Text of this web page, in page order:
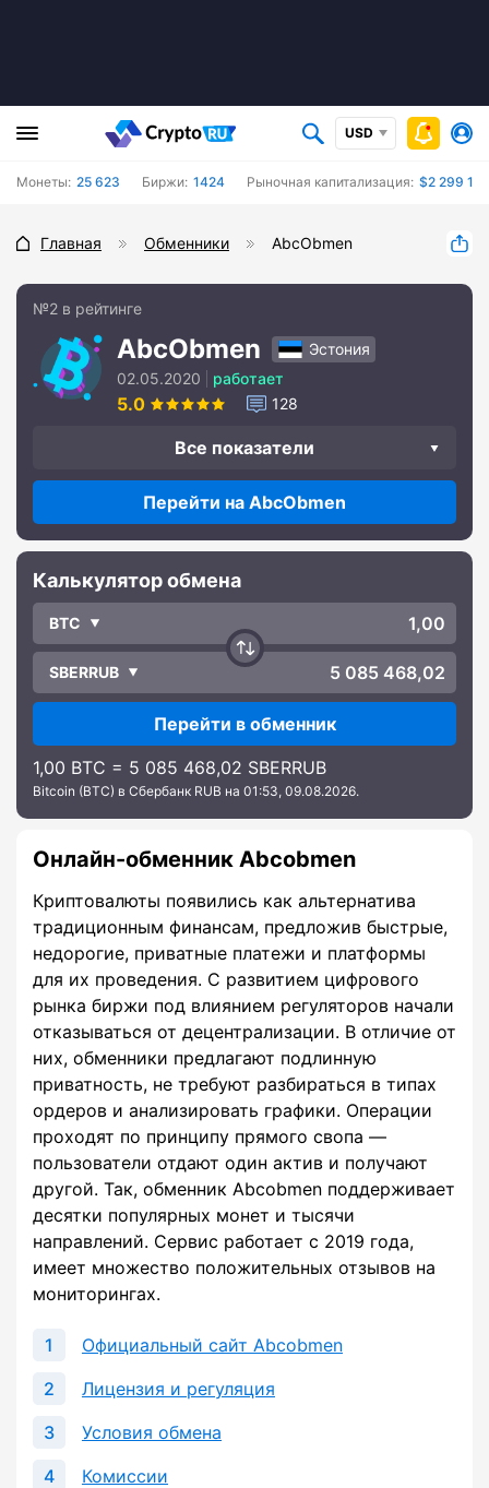
USD
Монеты: 25 623 Биржи: 1424 Рыночная капитализация: $2 299
Главная Обменники AbcObmen
№2 в рейтинге
AbcObmen
Эстония
02.05.2020
работает
5.0 128
Все показатели
Перейти на AbcObmen
Калькулятор обмена
BTC
SBERRUB
Перейти в обменник
1,00 BTC = 5 085 468,02 SBERRUB
Bitcoin (BTC) в Сбербанк RUB на 01:53, 09.08.2026.
Онлайн-обменник Abcobmen
Криптовалюты появились как альтернатива
традиционным финансам, предложив быстрые,
недорогие, приватные платежи и платформы
для их проведения. С развитием цифрового
рынка биржи под влиянием регуляторов начали
отказываться от децентрализации. В отличие от
них, обменники предлагают подлинную
приватность, не требуют разбираться в типах
ордеров и анализировать графики. Операции
проходят по принципу прямого свопа —
пользователи отдают один актив и получают
другой. Так, обменник Abcobmen поддерживает
десятки популярных монет и тысячи
направлений. Сервис работает с 2019 года,
имеет множество положительных отзывов на
мониторингах.
Официальный сайт Abcobmen
Лицензия и регуляция
Условия обмена
Комиссии